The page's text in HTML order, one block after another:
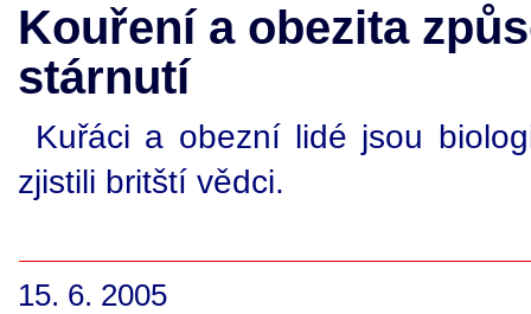
Kouření a obezita
stárnutí
Kuřáci a obezní lidé jsou
zjistili britští vědci.
15. 6. 2005